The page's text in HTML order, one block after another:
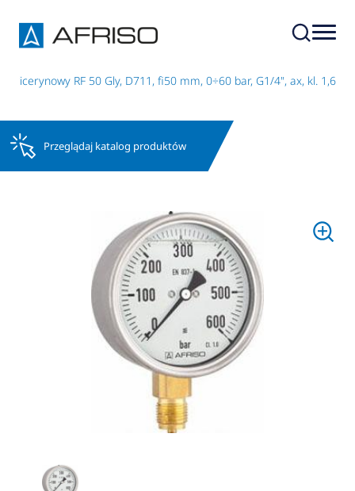
glicerynowy RF 50 Gly, D711, fi50 mm, 0÷60 bar, G1/4", ax, kl. 1,6
Przeglądaj katalog produktów